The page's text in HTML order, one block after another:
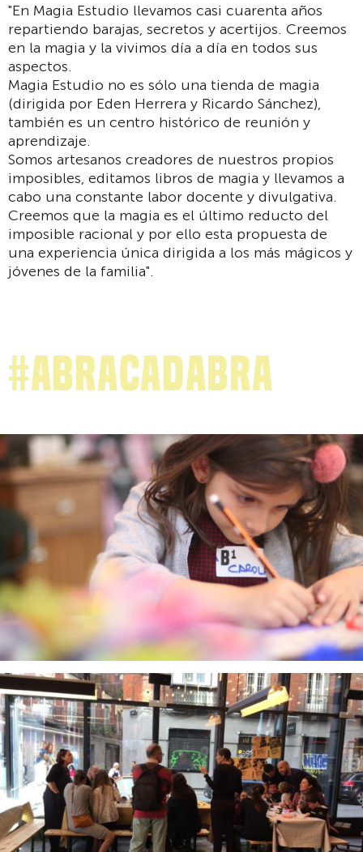
"En Magia Estudio llevamos casi cuarenta años
repartiendo barajas, secretos y acertijos. Creemos
en la magia y la vivimos día a día en todos sus
aspectos.
Magia Estudio no es sólo una tienda de magia
(dirigida por Eden Herrera y Ricardo Sánchez),
también es un centro histórico de reunión y
aprendizaje.
Somos artesanos creadores de nuestros propios
imposibles, editamos libros de magia y llevamos a
cabo una constante labor docente y divulgativa.
Creemos que la magia es el último reducto del
imposible racional y por ello esta propuesta de
una experiencia única dirigida a los más mágicos y
jóvenes de la familia".
#Abracadabra